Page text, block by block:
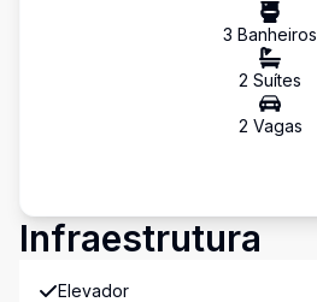
3 Banheiros
2 Suítes
2 Vagas
Infraestrutura
Elevador